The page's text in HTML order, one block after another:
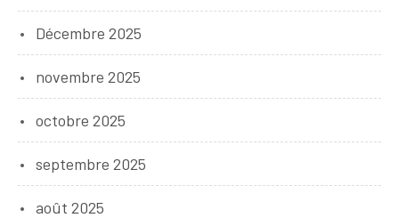
Décembre 2025
novembre 2025
octobre 2025
septembre 2025
août 2025